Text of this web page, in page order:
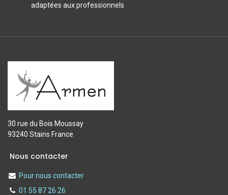
adaptées aux professionnels
30 rue du Bois Moussay
93240 Stains France
Nous contacter
Pour nous contacter
01 55 87 26 26